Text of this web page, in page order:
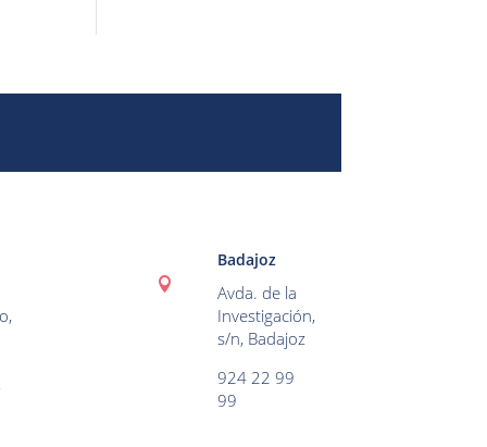

Badajoz
Avda. de la
Investigación,
s/n, Badajoz
924 22 99
99